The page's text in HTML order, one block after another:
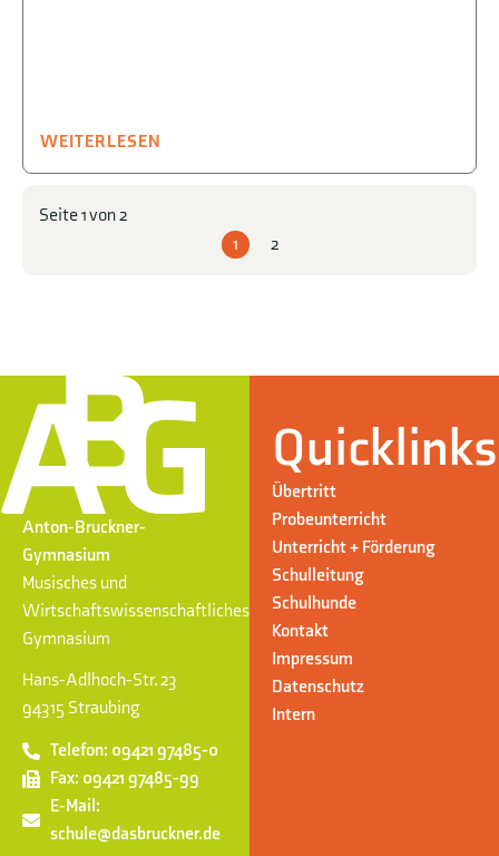
WEITERLESEN
Seite 1 von 2
1
2
Anton-Bruckner-
Gymnasium
Musisches und
Wirtschaftswissenschaftliches
Gymnasium
Hans-Adlhoch-Str. 23
94315 Straubing
Telefon: 09421 97485-0
Fax: 09421 97485-99
E-Mail:
schule@dasbruckner.de
Quicklinks
Übertritt
Probeunterricht
Unterricht + Förderung
Schulleitung
Schulhunde
Kontakt
Impressum
Datenschutz
Intern